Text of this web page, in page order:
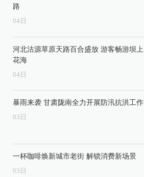
路
04 日
河北沽源草原天路百合盛放 游客畅游坝上
花海
04 日
暴雨来袭 甘肃陇南全力开展防汛抗洪工作
03 日
一杯咖啡焕新城市老街 解锁消费新场景
03 日